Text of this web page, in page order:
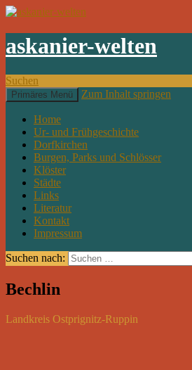
askanier-welten
Suchen
Primäres Menü Zum Inhalt springen
Home
Ur- und Frühgeschichte
Dorfkirchen
Burgen, Parks und Schlösser
Klöster
Städte
Links
Literatur
Kontakt
Impressum
Suchen nach:
Bechlin
Landkreis Ostprignitz-Ruppin